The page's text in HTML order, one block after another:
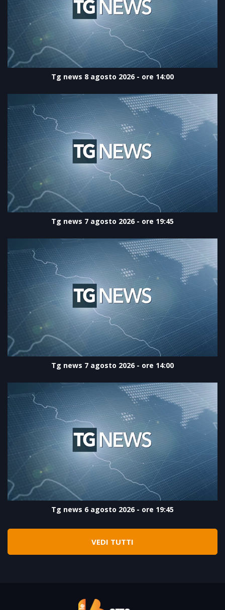
Tg news 8 agosto 2026 - ore 14:00
Tg news 7 agosto 2026 - ore 19:45
Tg news 7 agosto 2026 - ore 14:00
Tg news 6 agosto 2026 - ore 19:45
VEDI TUTTI